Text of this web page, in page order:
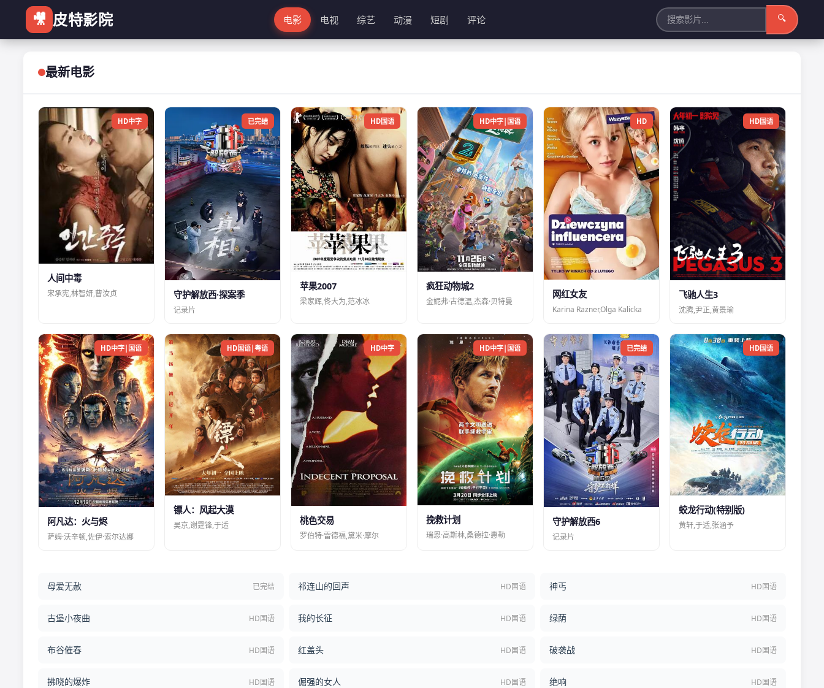
🎥 皮特影院 电影 电视 综艺 动漫 短剧 评论 🔍
最新电影
HD中字
人间中毒
宋承宪,林智妍,曹汝贞
已完结
守护解放西·探案季
记录片
HD国语
苹果2007
梁家辉,佟大为,范冰冰
HD中字|国语
疯狂动物城2
金妮弗·古德温,杰森·贝特曼
HD
网红女友
Karina Razner,Olga Kalicka
HD国语
飞驰人生3
沈腾,尹正,黄景瑜
HD中字|国语
阿凡达：火与烬
萨姆·沃辛顿,佐伊·索尔达娜
HD国语|粤语
镖人：风起大漠
吴京,谢霆锋,于适
HD中字
桃色交易
罗伯特·雷德福,黛米·摩尔
HD中字|国语
挽救计划
瑞恩·高斯林,桑德拉·惠勒
已完结
守护解放西6
记录片
HD国语
蛟龙行动(特别版)
黄轩,于适,张涵予
母爱无赦 已完结 祁连山的回声 HD国语 神丐 HD国语
古堡小夜曲 HD国语 我的长征 HD国语 绿荫 HD国语
布谷催春 HD国语 红盖头 HD国语 破袭战 HD国语
拂晓的爆炸 HD国语 倔强的女人 HD国语 绝响 HD国语